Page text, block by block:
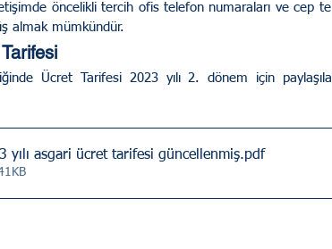
almak mümkündür.
Ücret Tarifesi 2023 yılı 2. dönem için
Barosu 2023 yılı asgari ücret tarifesi güncellenmiş.pdf